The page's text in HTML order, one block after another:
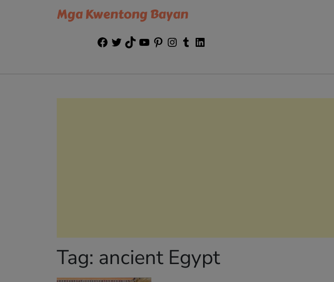
Mga Kwentong Bayan
Facebook
TwitterTikTokYouTubePinterest
Instagram
Tumblr
Tag: ancient Egypt